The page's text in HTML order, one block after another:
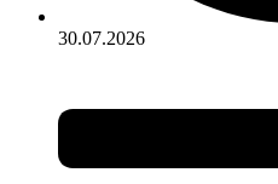
30.07.2026